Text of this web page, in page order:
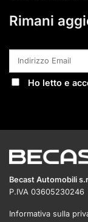
Rimani
Ho letto e
Becast Automobili
P.IVA 03605230246
Informativa sulla